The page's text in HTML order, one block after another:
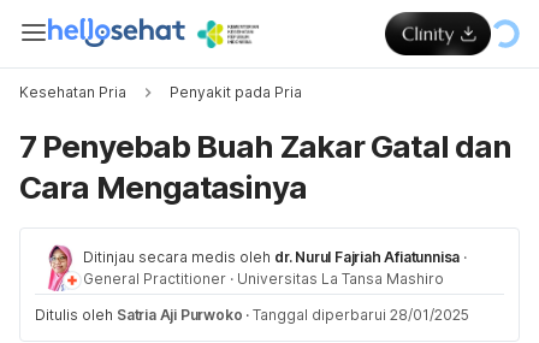
Kesehatan Pria Penyakit pada Pria
7 Penyebab Buah Zakar Gatal dan
Cara Mengatasinya
Ditinjau secara medis oleh dr. Nurul Fajriah Afiatunnisa ·
General Practitioner · Universitas La Tansa Mashiro
Ditulis oleh Satria Aji Purwoko · Tanggal diperbarui 28/01/2025